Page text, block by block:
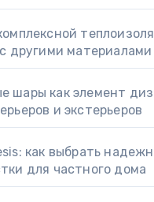
другими материалами
шары как элемент
и экстерьеров
как выбрать
для частного дома